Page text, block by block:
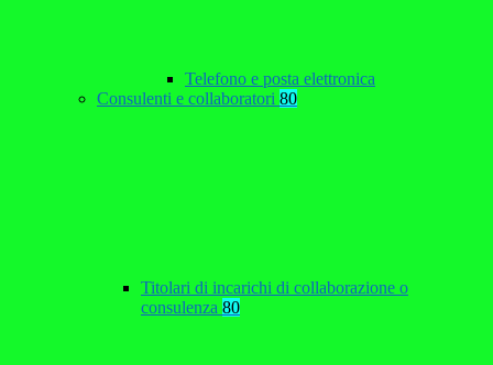
Telefono e posta elettronica
Consulenti e collaboratori 80
Titolari di incarichi di collaborazione o
consulenza 80